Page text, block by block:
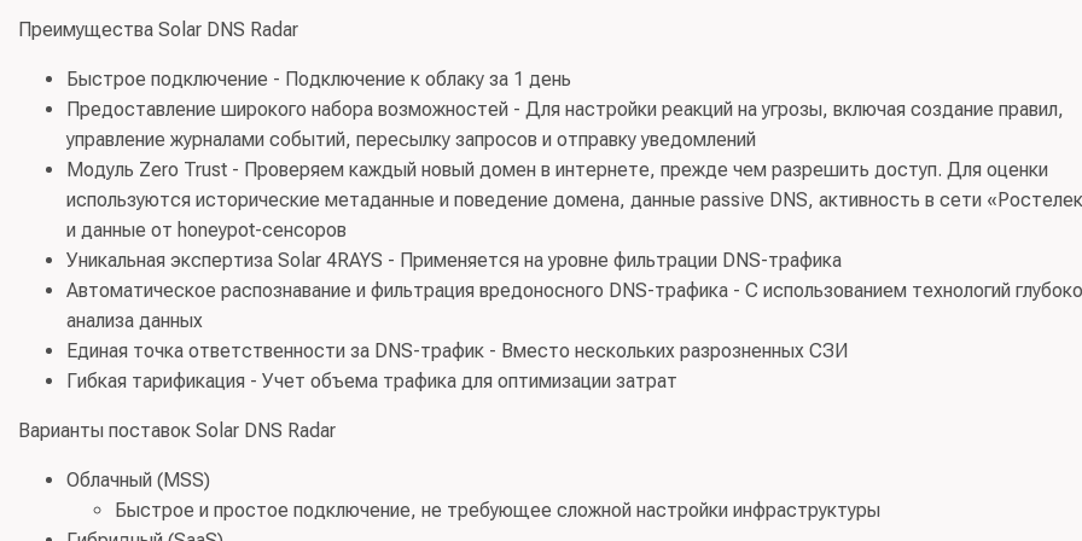
Преимущества Solar DNS Radar
Быстрое подключение - Подключение к облаку за 1 день
Предоставление широкого набора возможностей - Для настройки реакций на угрозы, включая создание правил,
управление журналами событий, пересылку запросов и отправку уведомлений
Модуль Zero Trust - Проверяем каждый новый домен в интернете, прежде чем разрешить доступ. Для оценки
используются исторические метаданные и поведение домена, данные passive DNS, активность в сети
и данные от honeypot-сенсоров
Уникальная экспертиза Solar 4RAYS - Применяется на уровне фильтрации DNS-трафика
Автоматическое распознавание и фильтрация вредоносного DNS-трафика - С использованием технологий
анализа данных
Единая точка ответственности за DNS-трафик - Вместо нескольких разрозненных СЗИ
Гибкая тарификация - Учет объема трафика для оптимизации затрат
Варианты поставок Solar DNS Radar
Облачный (MSS)
Быстрое и простое подключение, не требующее сложной настройки инфраструктуры